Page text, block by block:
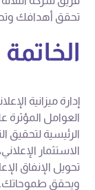
تحقق أهدافك
الخاتمة
إدارة ميزانية
العوامل المؤثرة
الرئيسية لتحقيق
الاستثمار
تحويل الإنفاق
ويحقق طموحاتك.